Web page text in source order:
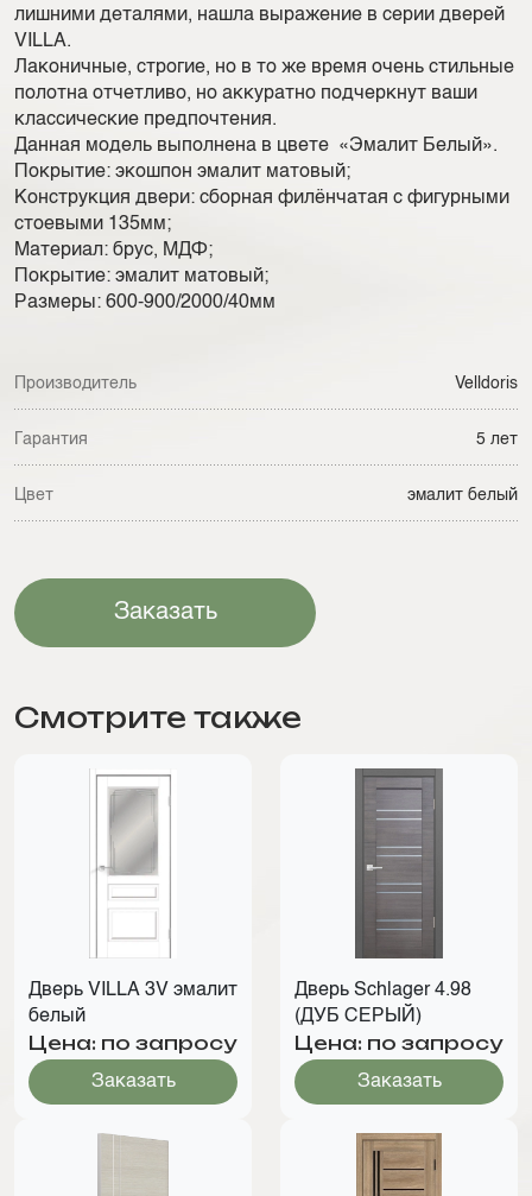
лишними деталями, нашла выражение в серии дверей
VILLA.
Лаконичные, строгие, но в то же время очень стильные
полотна отчетливо, но аккуратно подчеркнут ваши
классические предпочтения.
Данная модель выполнена в цвете «Эмалит Белый».
Покрытие: экошпон эмалит матовый;
Конструкция двери: сборная филёнчатая с фигурными
стоевыми 135мм;
Материал: брус, МДФ;
Покрытие: эмалит матовый;
Размеры: 600-900/2000/40мм
Производитель Velldoris
Гарантия 5 лет
Цвет эмалит белый
Заказать
Смотрите также
Дверь VILLA 3V эмалит
белый
Цена: по запросу
Заказать
Дверь Schlager 4.98
(ДУБ СЕРЫЙ)
Цена: по запросу
Заказать